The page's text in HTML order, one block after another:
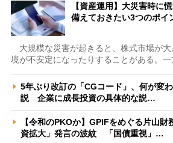
【資産運用】大災害時に
備えておきたい3つのポ
大規模な災害が起きると、株式市場が大
境が不安定になったりすることがある。一
5年ぶり改訂の「CGコード」、何が変
説 企業に成長投資の具体的な説…
【令和のPKOか】GPIFをめぐる片山
資拡大」発言の波紋 「国債重視」…